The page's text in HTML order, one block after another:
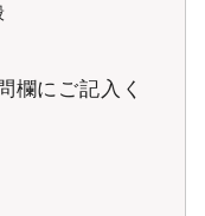
場合、速やかに会
ん。
の名義変更はでき
欄にご記入く